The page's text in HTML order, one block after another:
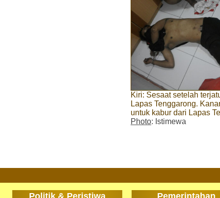
Kiri: Sesaat setelah
Lapas Tenggarong.
untuk kabur dari Lapas
Photo: Istimewa
Politik & Peristiwa Pemerintahan